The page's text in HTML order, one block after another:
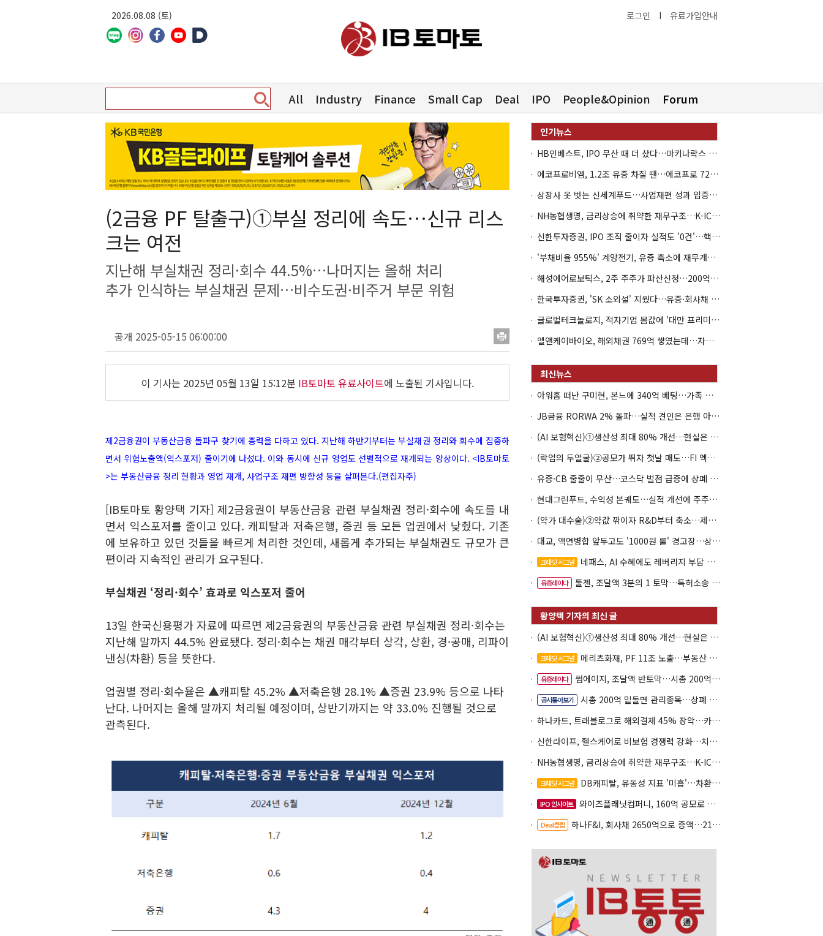
2026.08.08 (토) 로그인 I 유료가입안내
All Industry Finance Small Cap Deal IPO People&Opinion Forum
(2금융 PF 탈출구)①부실 정리에 속도…신규 리스
크는 여전
지난해 부실채권 정리·회수 44.5%…나머지는 올해 처리
추가 인식하는 부실채권 문제…비수도권·비주거 부문 위험
공개 2025-05-15 06:00:00
이 기사는 2025년 05월 13일 15:12분 IB토마토 유료사이트에 노출된 기사입니다.
제2금융권이 부동산금융 돌파구 찾기에 총력을 다하고 있다. 지난해 하반기부터는 부실채권 정리와 회수에 집중하
면서 위험노출액(익스포저) 줄이기에 나섰다. 이와 동시에 신규 영업도 선별적으로 재개되는 양상이다. <IB토마토
>는 부동산금융 정리 현황과 영업 재개, 사업구조 재편 방향성 등을 살펴본다.(편집자주)
[IB토마토 황양택 기자] 제2금융권이 부동산금융 관련 부실채권 정리·회수에 속도를 내
면서 익스포저를 줄이고 있다. 캐피탈과 저축은행, 증권 등 모든 업권에서 낮췄다. 기존
에 보유하고 있던 것들을 빠르게 처리한 것인데, 새롭게 추가되는 부실채권도 규모가 큰
편이라 지속적인 관리가 요구된다.
부실채권 ‘정리·회수’ 효과로 익스포저 줄어
13일 한국신용평가 자료에 따르면 제2금융권의 부동산금융 관련 부실채권 정리·회수는
지난해 말까지 44.5% 완료됐다. 정리·회수는 채권 매각부터 상각, 상환, 경·공매, 리파이
낸싱(차환) 등을 뜻한다.
업권별 정리·회수율은 ▲캐피탈 45.2% ▲저축은행 28.1% ▲증권 23.9% 등으로 나타
난다. 나머지는 올해 말까지 처리될 예정이며, 상반기까지는 약 33.0% 진행될 것으로
관측된다.
HB인베스트, IPO 무산 때 더 샀다…마키나락스 투자 2.7배 회수
에코프로비엠, 1.2조 유증 차질 땐…에코프로 7270억 '독박'
상장사 옷 벗는 신세계푸드…사업재편 성과 입증할까
NH농협생명, 금리상승에 취약한 재무구조…K-ICS 변동성 '주의보'
신한투자증권, IPO 조직 줄이자 실적도 '0건'…핵심 인력까지 이탈
'부채비율 955%' 계양전기, 유증 축소에 재무개선 효과 '뚝'
해성에어로보틱스, 2주 주주가 파산신청…200억 CB 분쟁 확산
한국투자증권, 'SK 소외설' 지웠다…유증·회사채 주관 연속 수임
글로벌테크놀로지, 적자기업 몸값에 '대만 프리미엄'…공모가 논란
엘앤케이바이오, 해외채권 769억 쌓였는데…자회사 4곳 자본잠식
아워홈 떠난 구미현, 본느에 340억 베팅…가족 지배체제 구축
JB금융 RORWA 2% 돌파…실적 견인은 은행 아닌 캐피탈
(AI 보험혁신)①생산성 최대 80% 개선…현실은 '실행 격차'
(락업의 두얼굴)②공모가 뛰자 첫날 매도…FI 엑시트 전략 갈렸다
유증·CB 줄줄이 무산…코스닥 벌점 급증에 상폐 압박
현대그린푸드, 수익성 본궤도…실적 개선에 주주환원까지
(약가 대수술)②약값 깎이자 R&D부터 축소…제약업계 비상경영 돌입
대교, 액면병합 앞두고도 '1000원 룰' 경고장…상장유지 시험대
크레딧 시그널 네패스, AI 수혜에도 레버리지 부담 여전
유증레이다 툴젠, 조달액 3분의 1 토막…특허소송 비용부터 챙긴다
(AI 보험혁신)①생산성 최대 80% 개선…현실은 '실행 격차'
크레딧 시그널 메리츠화재, PF 11조 노출…부동산 사업성 저하 우려
유증레이다 썸에이지, 조달액 반토막…시총 200억 못 넘으면 철회
공시톺아보기
시총 200억 밑돌면 관리종목…상폐 피하려면
하나카드, 트래블로그로 해외결제 45% 장악…카드이익은 제자리
신한라이프, 헬스케어로 비보험 경쟁력 강화…치매·간병 공략
NH농협생명, 금리상승에 취약한 재무구조…K-ICS 변동성 '주의보'
크레딧 시그널 DB캐피탈, 유동성 지표 '미흡'…차환 부담 커진다
IPO 인사이트 와이즈플래닛컴퍼니, 160억 공모로 글로벌 확장
Deal클립 하나F&I, 회사채 2650억으로 증액…2150억은 차환